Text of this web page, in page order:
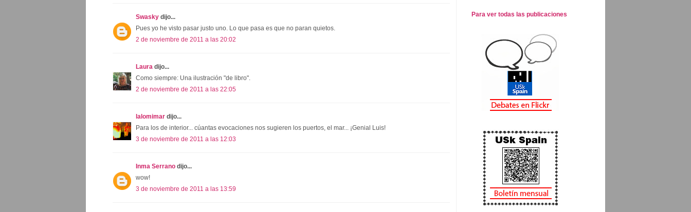
Swasky dijo...
Pues yo he visto pasar justo uno. Lo que pasa es que no paran quietos.
2 de noviembre de 2011 a las 20:02
Laura dijo...
Como siempre: Una ilustración "de libro".
2 de noviembre de 2011 a las 22:05
lalomimar dijo...
Para los de interior... cúantas evocaciones nos sugieren los puertos, el mar... ¡Genial Luis!
3 de noviembre de 2011 a las 12:03
Inma Serrano dijo...
wow!
3 de noviembre de 2011 a las 13:59
Para ver todas las publicaciones